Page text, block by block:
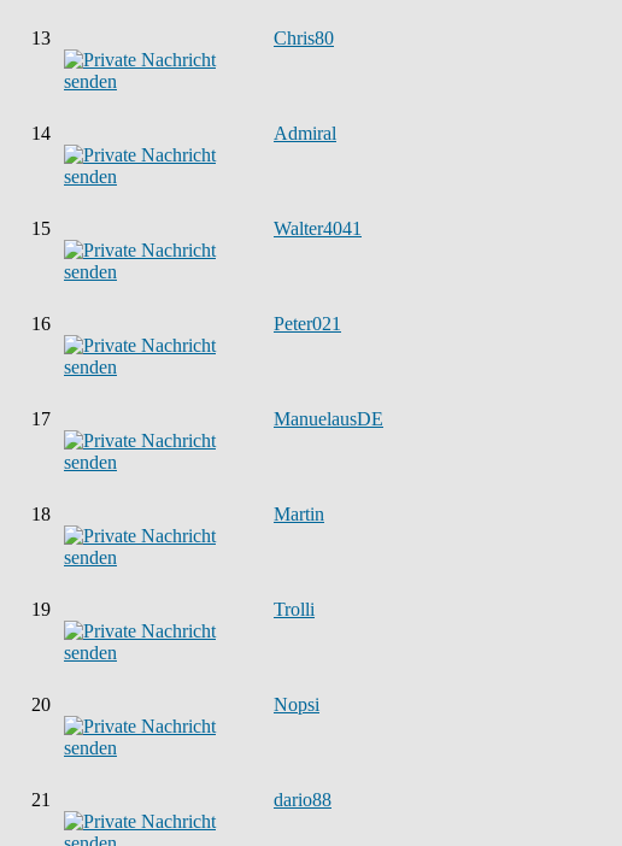
13 Chris80
14 Admiral
15 Walter4041
16 Peter021
17 ManuelausDE
18 Martin
19 Trolli
20 Nopsi
21 dario88